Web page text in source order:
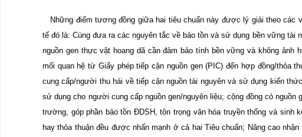
Những điểm tương đồng giữa hai tiêu chuẩn này được lý giải theo các
tế đó là: Cùng đưa ra các nguyên tắc về bảo tồn và sử dụng bền vững tài
nguồn gen thực vật hoang dã cần đảm bảo tính bền vững và không
mối quan hệ từ Giấy phép tiếp cận nguồn gen (PIC) đến hợp đồng/thỏa
cung cấp/người thu hái về tiếp cận nguồn tài nguyên và sử dụng kiến
sử dụng cho người cung cấp nguồn gen/nguyên liệu; cộng đồng có
trường, góp phần bảo tồn ĐDSH, tôn trọng văn hóa truyền thống và sinh
hay thỏa thuận đều được nhấn mạnh ở cả hai Tiêu chuẩn; Nâng cao